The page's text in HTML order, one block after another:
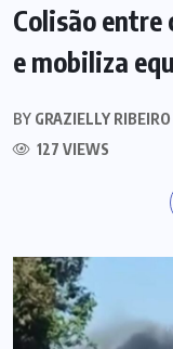
Colisão entre
e mobiliza
BY GRAZIELLY RIBEIRO
127 VIEWS